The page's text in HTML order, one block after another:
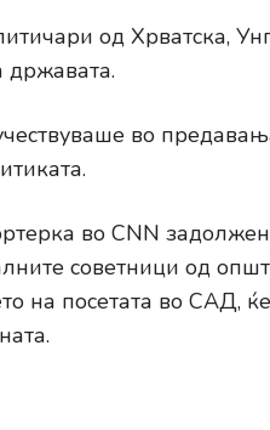
од Хрватска,
државата.
во
во CNN
советници од
на посетата во САД,